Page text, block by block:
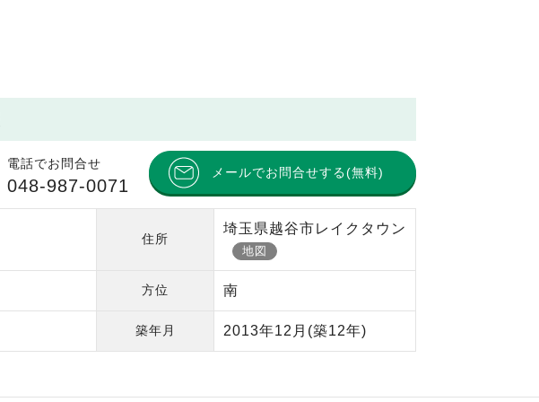
電話でお問合せ
048-987-0071
メールでお問合せする(無料)
住所
埼玉県越谷市レイクタウン
地図
方位 南
築年月 2013年12月 (築12年)